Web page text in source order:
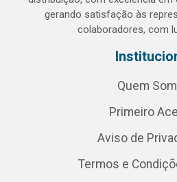
gerando satisfação às
colaboradores, com
Quem
Primeiro
Aviso de
Termos e